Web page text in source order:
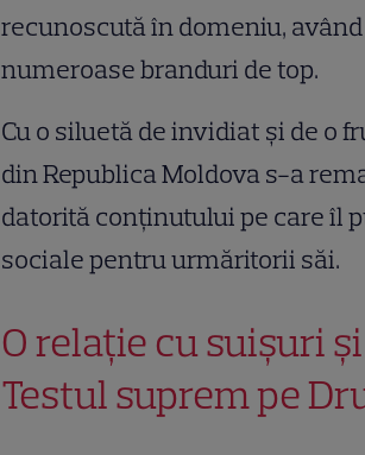
recunoscută în domeniu,
numeroase branduri de top.
Cu o siluetă de invidiat și de o
din Republica Moldova s-a
datorită conținutului pe care îl
sociale pentru urmăritorii săi.
O relație cu suișuri
Testul suprem pe